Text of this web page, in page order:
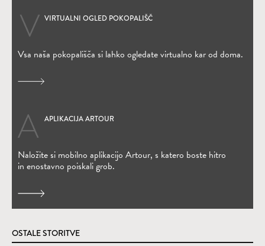
VIRTUALNI OGLED POKOPALIŠČ
Vsa naša pokopališča si lahko ogledate virtualno kar od doma.
APLIKACIJA ARTOUR
Naložite si mobilno aplikacijo Artour, s katero boste hitro
in enostavno poiskali grob.
(Odpre se v novem oknu)
OSTALE STORITVE